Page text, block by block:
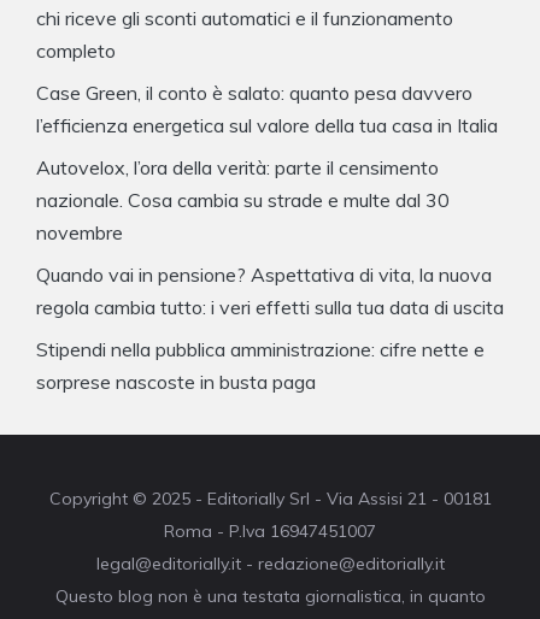
chi riceve gli sconti automatici e il funzionamento
completo
Case Green, il conto è salato: quanto pesa davvero
l’efficienza energetica sul valore della tua casa in Italia
Autovelox, l’ora della verità: parte il censimento
nazionale. Cosa cambia su strade e multe dal 30
novembre
Quando vai in pensione? Aspettativa di vita, la nuova
regola cambia tutto: i veri effetti sulla tua data di uscita
Stipendi nella pubblica amministrazione: cifre nette e
sorprese nascoste in busta paga
Copyright © 2025 - Editorially Srl - Via Assisi 21 - 00181
Roma - P.Iva 16947451007
legal@editorially.it - redazione@editorially.it
Questo blog non è una testata giornalistica, in quanto